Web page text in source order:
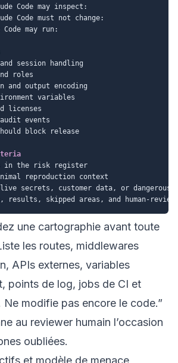
Code may run:
block release
une cartographie avant toute
les routes, middlewares
APIs externes, variables
points de log, jobs de CI et
Ne modifie pas encore le code.”
au reviewer humain l’occasion
oubliées.
et modèle de menace